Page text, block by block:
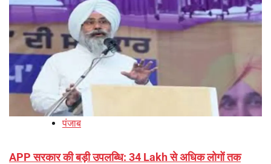
पंजाब
APP सरकार की बड़ी उपलब्धि: 34 Lakh से अधिक लोगों तक